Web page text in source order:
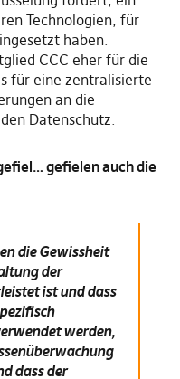
Technologien, für
haben.
CCC eher für die
für eine zentralisierte
an die
Datenschutz.
gefielen auch die
die Gewissheit
der
ist und dass
werden,
dass der